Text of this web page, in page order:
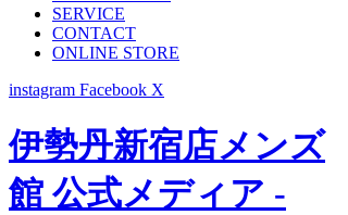
SERVICE
CONTACT
ONLINE STORE
instagram Facebook X
伊勢丹新宿店メンズ
館 公式メディア -